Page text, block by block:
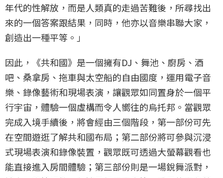
年代的性解放，而是人類真的走過苦難後，所尋找出
來的一個答案跟結果，同時，他亦以音樂串聯大家，
創造出一種平等。」
因此，《共和國》是一個擁有DJ、舞池、廚房、酒
吧、桑拿房、拖車與太空船的自由國度，運用電子音
樂、錄像藝術和現場表演，讓觀眾如同置身於一個平
行宇宙，體驗一個虛構而令人嚮往的烏托邦。當觀眾
完成入境手續後，將會經由三個階段，第一部份可先
在空間遊逛了解共和國布局；第二部份將可參與沉浸
式現場表演和錄像裝置，觀眾既可透過大螢幕觀看也
能直接進入房間體驗；第三部份則是一場銳舞派對，